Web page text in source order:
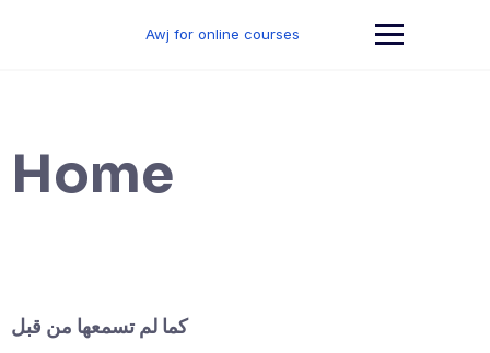
Awj for online courses
Home
كما لم تسمعها من قبل